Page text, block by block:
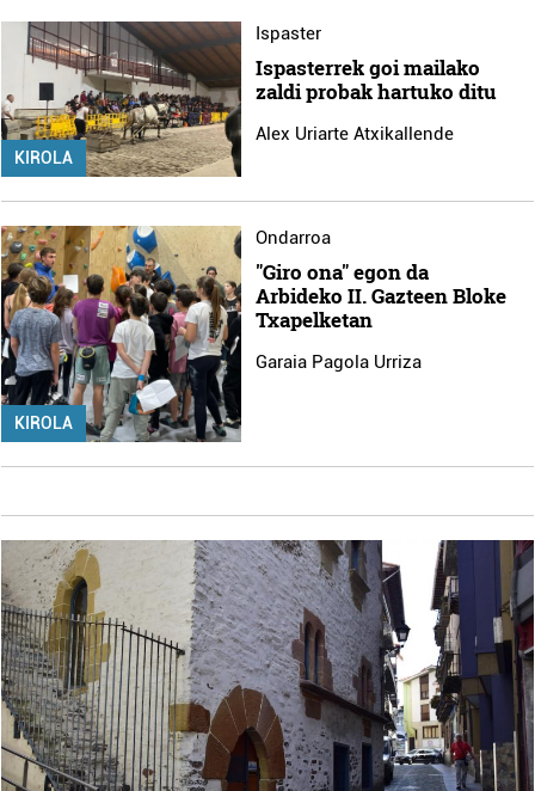
KIROLA
Ispaster
Ispasterrek goi mailako
zaldi probak hartuko ditu
Alex Uriarte Atxikallende
KIROLA
Ondarroa
"Giro ona" egon da
Arbideko II. Gazteen Bloke
Txapelketan
Garaia Pagola Urriza